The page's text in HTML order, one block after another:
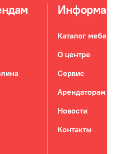
Каталог мебели
О центре
Сервис
Арендаторам
Новости
Контакты